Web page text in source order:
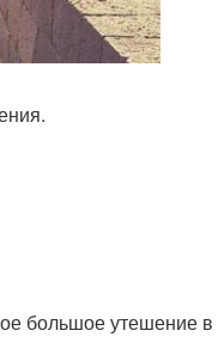
большое утешение в